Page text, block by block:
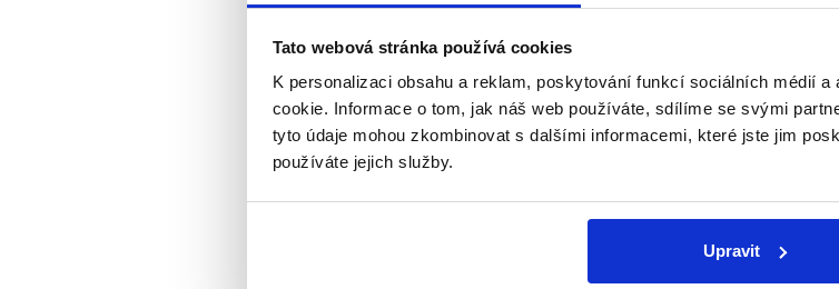
Tato webová stránka používá cookies
K personalizaci obsahu a reklam, poskytování funkcí sociálních médií
cookie. Informace o tom, jak náš web používáte, sdílíme se svými
tyto údaje mohou zkombinovat s dalšími informacemi, které jste jim
používáte jejich služby.
Upravit
hodnotě 15,3 miliard Kč, na kterých se bude podílet 13
Kupky tak hodnotíme jako pravdivý.
Výrok jsme zmínili
Ministryně
podepsala
českou